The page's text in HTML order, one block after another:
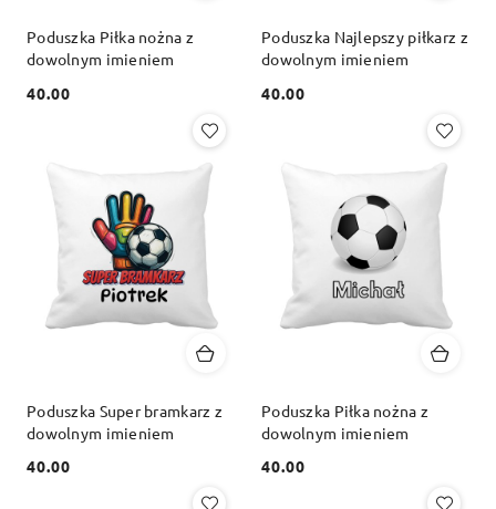
Poduszka Piłka nożna z
dowolnym imieniem
Cena:
40.00
Poduszka Najlepszy piłkarz z
dowolnym imieniem
Cena:
40.00
Poduszka Super bramkarz z
dowolnym imieniem
Cena:
40.00
Poduszka Piłka nożna z
dowolnym imieniem
Cena:
40.00